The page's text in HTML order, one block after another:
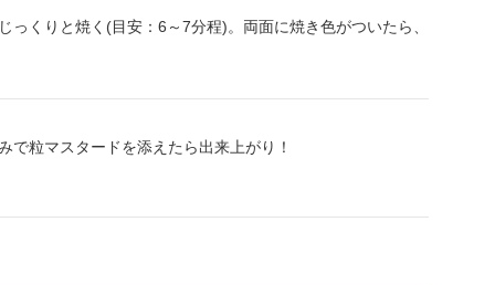
くりと焼く(目安：6～7分程)。両面に焼き色がついたら、
粒マスタードを添えたら出来上がり！